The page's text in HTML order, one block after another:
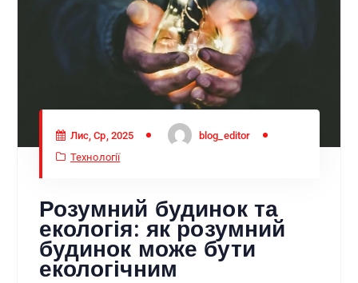
Лис, Ср, 2025
blog_editor
Технології
Розумний будинок та
екологія: як розумний
будинок може бути
екологічним